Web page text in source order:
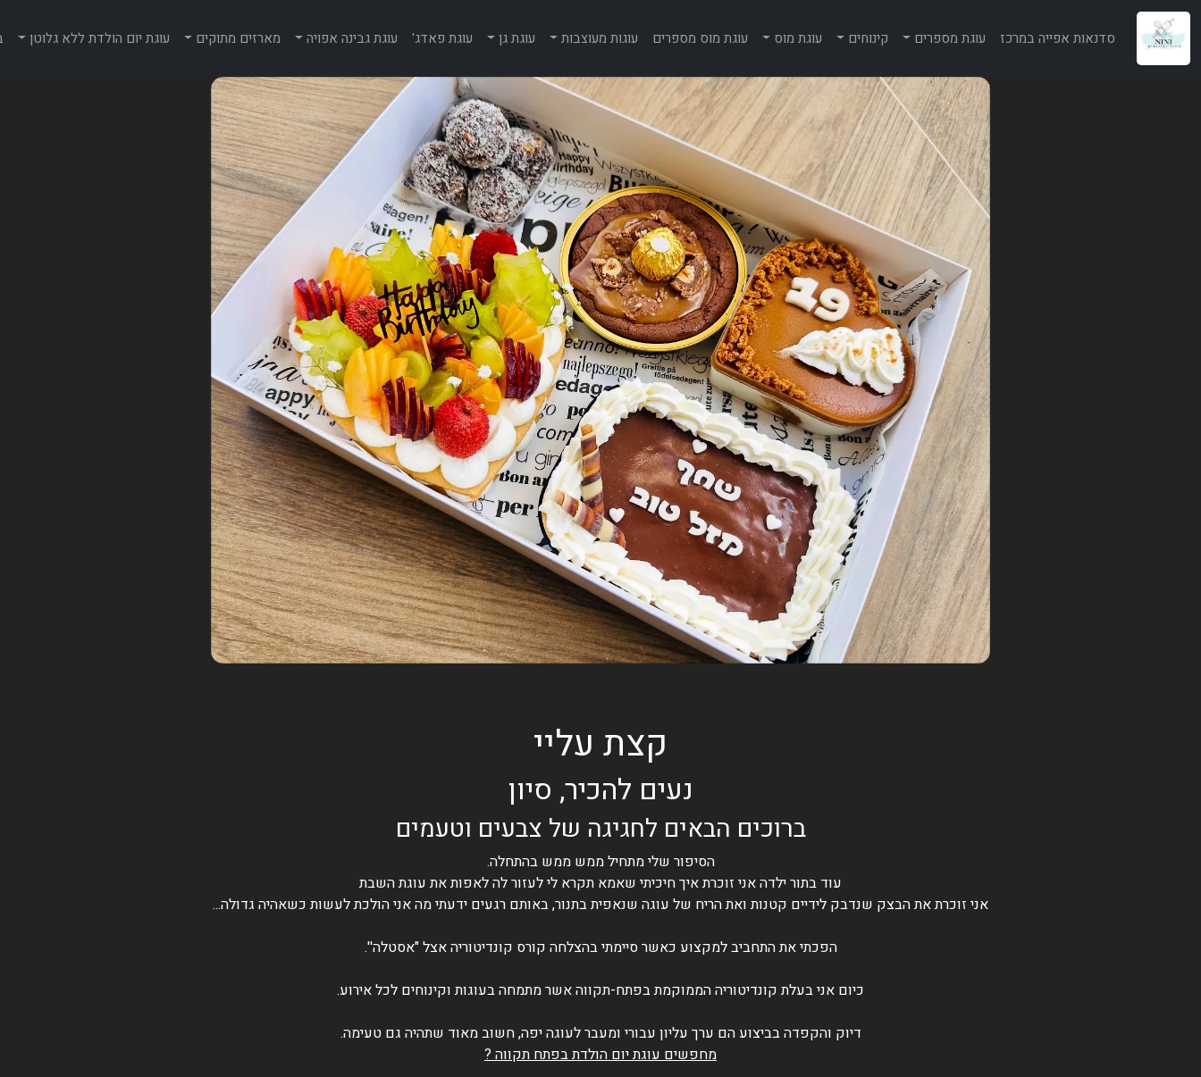
סדנאות אפייה במרכז עוגת מספרים קינוחים עוגת מוס עוגת מוס מספרים עוגות מעוצבות עוגת גן עוגת פאדג' עוגת גבינה אפויה מארזים מתוקים עוגת יום הולדת ללא גלוטן
קצת עליי
נעים להכיר, סיון
ברוכים הבאים לחגיגה של צבעים וטעמים
הסיפור שלי מתחיל ממש ממש בהתחלה.
עוד בתור ילדה אני זוכרת איך חיכיתי שאמא תקרא לי לעזור לה לאפות את עוגת השבת
אני זוכרת את הבצק שנדבק לידיים קטנות ואת הריח של עוגה שנאפית בתנור, באותם רגעים ידעתי מה אני הולכת לעשות כשאהיה גדולה...
הפכתי את התחביב למקצוע כאשר סיימתי בהצלחה קורס קונדיטוריה אצל "אסטלה''.
כיום אני בעלת קונדיטוריה הממוקמת בפתח-תקווה אשר מתמחה בעוגות וקינוחים לכל אירוע.
דיוק והקפדה בביצוע הם ערך עליון עבורי ומעבר לעוגה יפה, חשוב מאוד שתהיה גם טעימה.
מחפשים עוגת יום הולדת בפתח תקווה ?